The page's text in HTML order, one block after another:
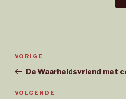
Vorig
bericht
VORIGE
De Waarheidsvriend met
Volgend
VOLGENDE